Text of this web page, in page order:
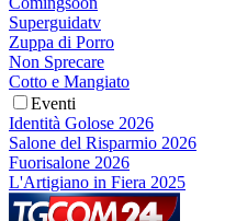
Superguidatv
Zuppa di Porro
Non Sprecare
Cotto e Mangiato
Eventi
Identità Golose 2026
Salone del Risparmio 2026
Fuorisalone 2026
L'Artigiano in Fiera 2025